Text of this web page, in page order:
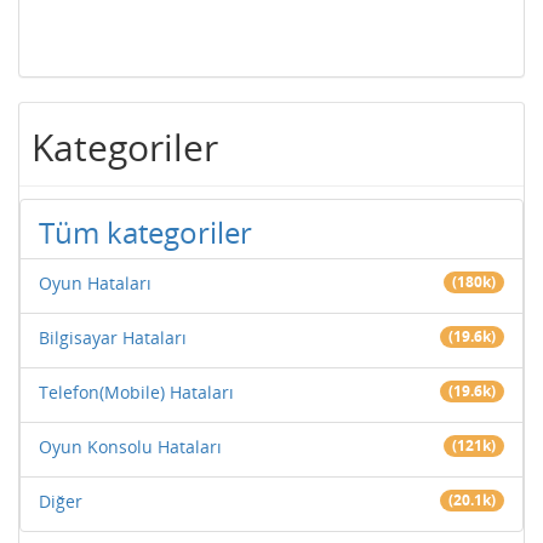
Kategoriler
Tüm kategoriler
Oyun Hataları (180k)
Bilgisayar Hataları (19.6k)
Telefon(Mobile) Hataları (19.6k)
Oyun Konsolu Hataları (121k)
Diğer (20.1k)